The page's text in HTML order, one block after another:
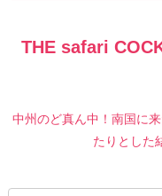
THE safari
中州のど真ん中！南国に
たりとした